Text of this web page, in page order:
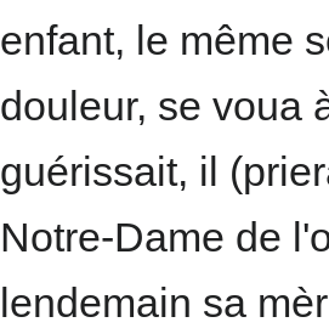
enfant, le même
douleur, se voua
guérissait, il
Notre-Dame de
lendemain sa